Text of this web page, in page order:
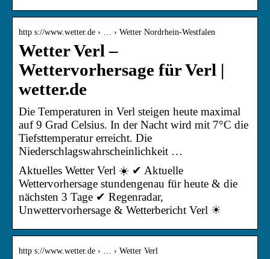
http s://www.wetter.de › … › Wetter Nordrhein-Westfalen
Wetter Verl –
Wettervorhersage für Verl |
wetter.de
Die Temperaturen in Verl steigen heute maximal
auf 9 Grad Celsius. In der Nacht wird mit 7°C die
Tiefsttemperatur erreicht. Die
Niederschlagswahrscheinlichkeit …
Aktuelles Wetter Verl ☀️ ✔ Aktuelle
Wettervorhersage stundengenau für heute & die
nächsten 3 Tage ✔ Regenradar,
Unwettervorhersage & Wetterbericht Verl ☀
http s://www.wetter.de › … › Wetter Verl